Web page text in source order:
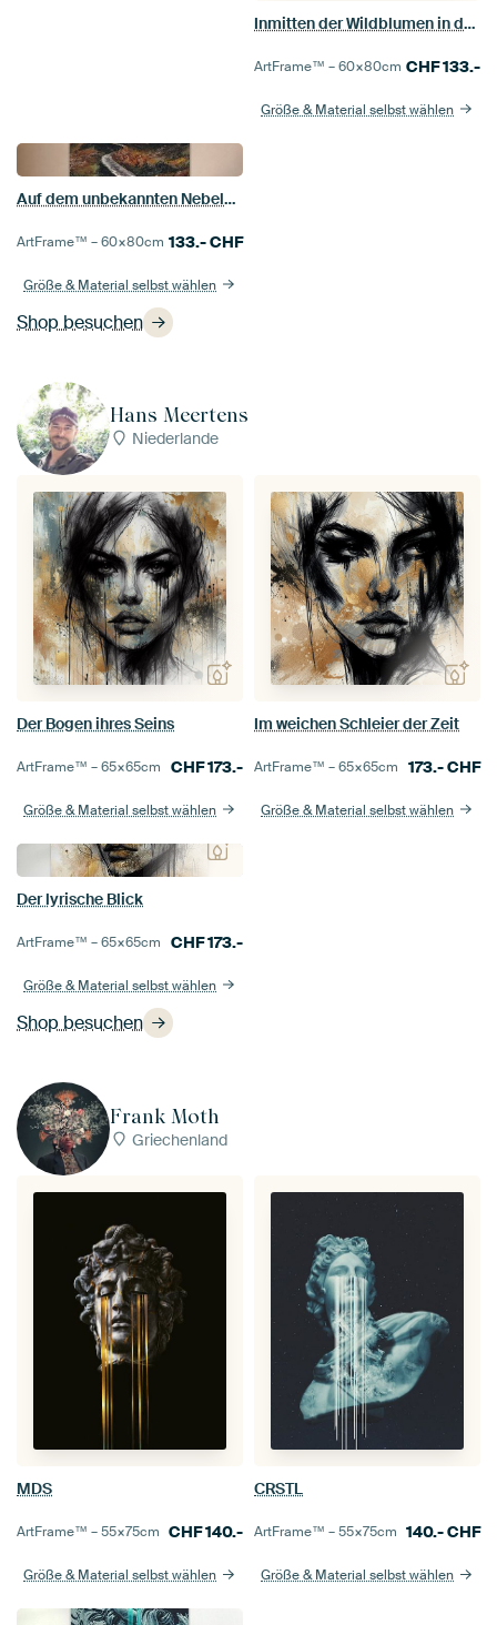
Shop besuchen
Inmitten der Wildblumen in den Dolomiten
ArtFrame™ –60×80cm CHF133.-
Größe & Material selbst wählen
Auf dem unbekannten Nebelweg in den Dolomiten
ArtFrame™ –60×80cm 133.-CHF
Größe & Material selbst wählen
Hans Meertens
Niederlande
Shop besuchen
Der Bogen ihres Seins
ArtFrame™ –65×65cm CHF173.-
Größe & Material selbst wählen
Im weichen Schleier der Zeit
ArtFrame™ –65×65cm 173.-CHF
Größe & Material selbst wählen
Der lyrische Blick
ArtFrame™ –65×65cm CHF173.-
Größe & Material selbst wählen
Frank Moth
Griechenland
MDS
ArtFrame™ –55×75cm CHF140.-
Größe & Material selbst wählen
CRSTL
ArtFrame™ –55×75cm 140.-CHF
Größe & Material selbst wählen